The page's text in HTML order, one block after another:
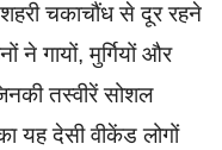
चकाचौंध से दूर रहने
ने गायों, मुर्गियों और
तस्वीरें सोशल
यह देसी वीकेंड लोगों